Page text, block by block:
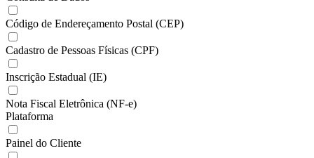
Código de Endereçamento Postal (CEP)
Cadastro de Pessoas Físicas (CPF)
Inscrição Estadual (IE)
Nota Fiscal Eletrônica (NF-e)
Plataforma
Painel do Cliente